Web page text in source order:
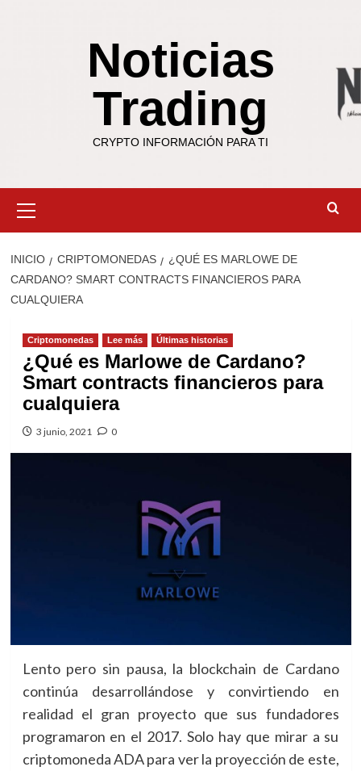
Noticias
Trading
CRYPTO INFORMACIÓN PARA TI
primario
INICIO CRIPTOMONEDAS
¿QUÉ ES MARLOWE DE
CARDANO? SMART CONTRACTS FINANCIEROS PARA
CUALQUIERA
Criptomonedas Lee más Últimas historias
¿Qué es Marlowe de Cardano?
Smart contracts financieros para
cualquiera
3 junio, 2021 0
Lento pero sin pausa, la blockchain de Cardano
continúa desarrollándose y convirtiendo en
realidad el gran proyecto que sus fundadores
programaron en el 2017. Solo hay que mirar a su
criptomoneda ADA para ver la proyección de este,